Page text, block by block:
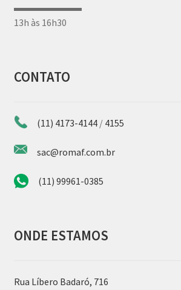
▬▬▬▬▬▬▬
13h às 16h30
CONTATO
(11) 4173-4144/ 4155
sac@romaf.com.br
(11) 99961-0385
ONDE ESTAMOS
Rua Líbero Badaró, 716